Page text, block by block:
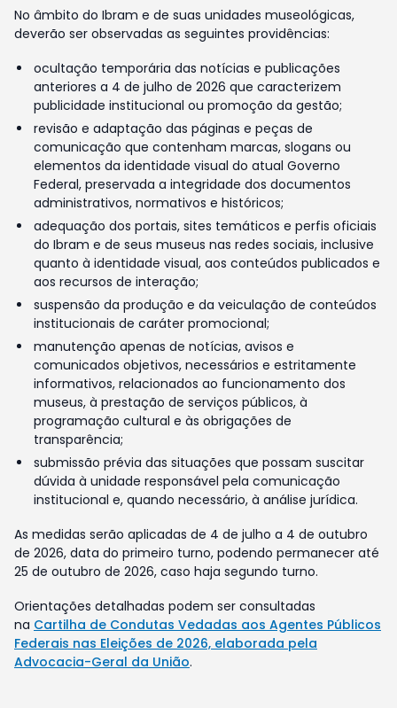
No âmbito do Ibram e de suas unidades museológicas,
deverão ser observadas as seguintes providências:
ocultação temporária das notícias e publicações
anteriores a 4 de julho de 2026 que caracterizem
publicidade institucional ou promoção da gestão;
revisão e adaptação das páginas e peças de
comunicação que contenham marcas, slogans ou
elementos da identidade visual do atual Governo
Federal, preservada a integridade dos documentos
administrativos, normativos e históricos;
adequação dos portais, sites temáticos e perfis oficiais
do Ibram e de seus museus nas redes sociais, inclusive
quanto à identidade visual, aos conteúdos publicados e
aos recursos de interação;
suspensão da produção e da veiculação de conteúdos
institucionais de caráter promocional;
manutenção apenas de notícias, avisos e
comunicados objetivos, necessários e estritamente
informativos, relacionados ao funcionamento dos
museus, à prestação de serviços públicos, à
programação cultural e às obrigações de
transparência;
submissão prévia das situações que possam suscitar
dúvida à unidade responsável pela comunicação
institucional e, quando necessário, à análise jurídica.
As medidas serão aplicadas de 4 de julho a 4 de outubro
de 2026, data do primeiro turno, podendo permanecer até
25 de outubro de 2026, caso haja segundo turno.
Orientações detalhadas podem ser consultadas
na Cartilha de Condutas Vedadas aos Agentes Públicos
Federais nas Eleições de 2026, elaborada pela
Advocacia-Geral da União.